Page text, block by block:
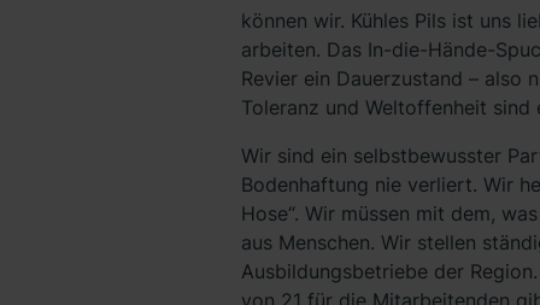
können wir. Kühles Pils ist uns
arbeiten. Das In-die-Hände-
Revier ein Dauerzustand – also
Toleranz und Weltoffenheit sind
Wir sind ein selbstbewusster
Bodenhaftung nie verliert. Wir
Hose“. Wir müssen mit dem,
aus Menschen. Wir stellen
Ausbildungsbetriebe der
von 21 für die Mitarbeitenden